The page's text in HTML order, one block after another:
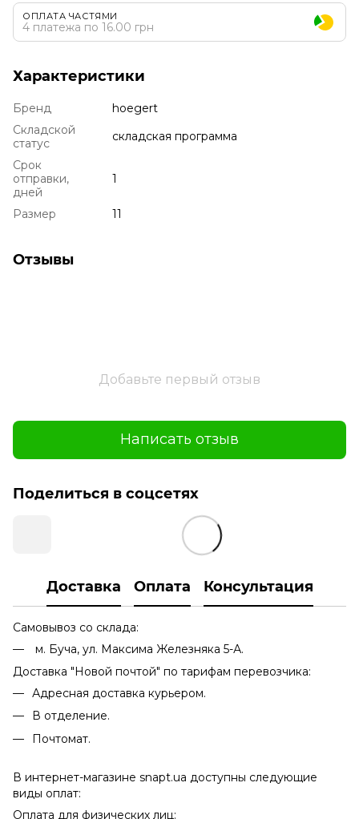
ОПЛАТА ЧАСТЯМИ
4 платежа по 16.00 грн
Характеристики
Бренд
hoegert
Складской
статус
складская программа
Срок
отправки,
дней
1
Размер 11
Отзывы
Добавьте первый отзыв
Написать отзыв
Поделиться в соцсетях
Доставка Оплата Консультация
Самовывоз со склада:
м. Буча, ул. Максима Железняка 5-А.
Доставка "Новой почтой" по тарифам перевозчика:
Адресная доставка курьером.
В отделение.
Почтомат.
В интернет-магазине snapt.ua доступны следующие
виды оплат:
Оплата для физических лиц: